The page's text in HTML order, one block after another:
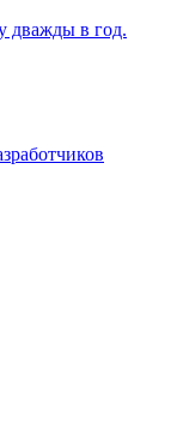
дважды в год.